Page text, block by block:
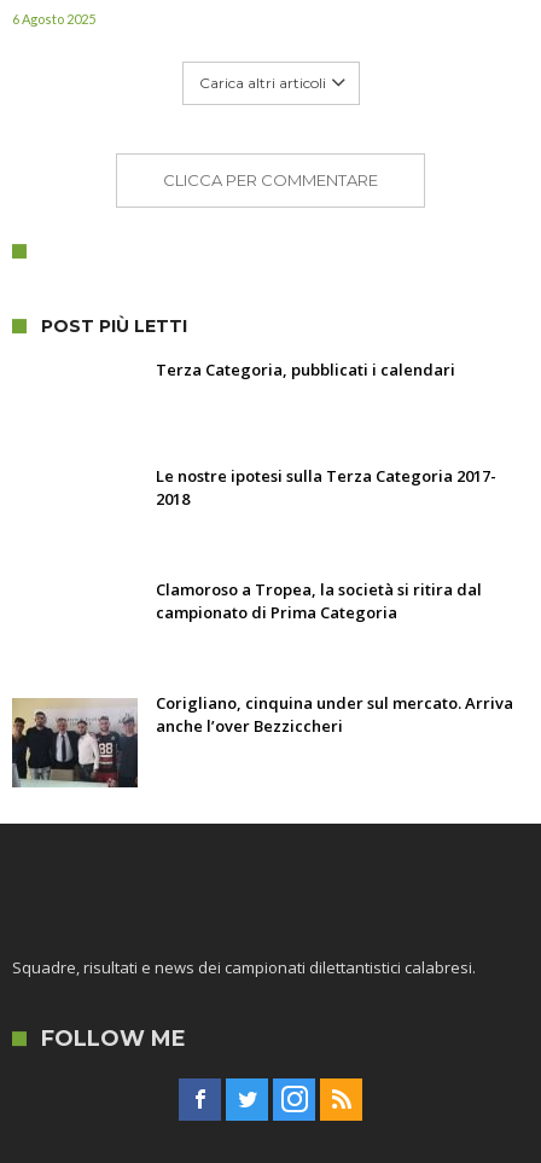
6 Agosto 2025
Carica altri articoli
CLICCA PER COMMENTARE
POST PIÙ LETTI
Terza Categoria, pubblicati i calendari
Le nostre ipotesi sulla Terza Categoria 2017-
2018
Clamoroso a Tropea, la società si ritira dal
campionato di Prima Categoria
Corigliano, cinquina under sul mercato. Arriva
anche l’over Bezziccheri
Squadre, risultati e news dei campionati dilettantistici calabresi.
FOLLOW ME